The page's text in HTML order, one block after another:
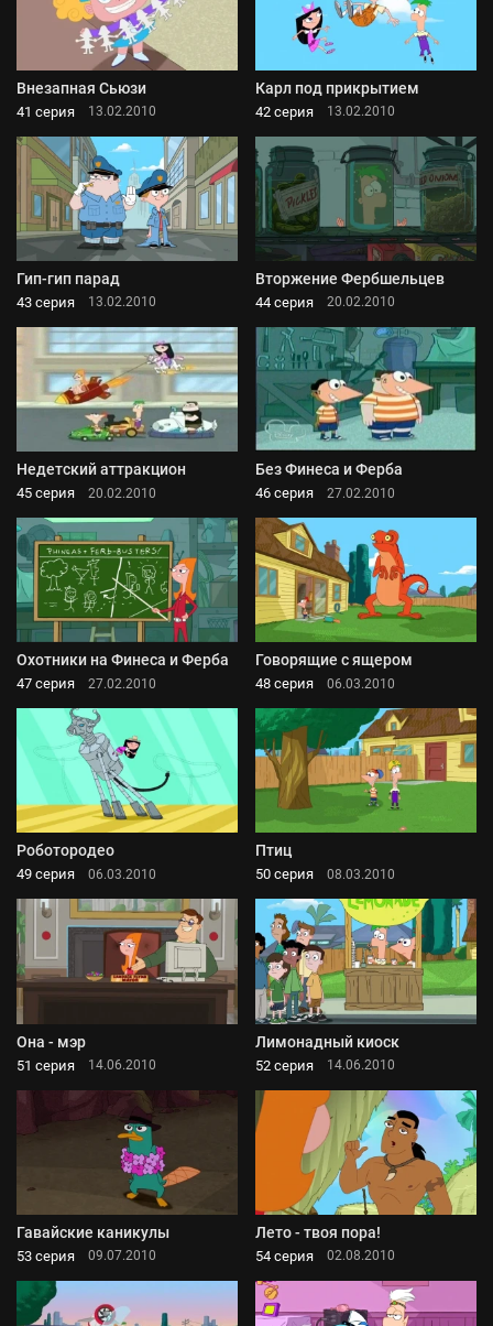
Внезапная Сьюзи
41 серия 13.02.2010
Карл под прикрытием
42 серия 13.02.2010
Гип-гип парад
43 серия 13.02.2010
Вторжение Фербшельцев
44 серия 20.02.2010
Недетский аттракцион
45 серия 20.02.2010
Без Финеса и Ферба
46 серия 27.02.2010
Охотники на Финеса и Ферба
47 серия 27.02.2010
Говорящие с ящером
48 серия 06.03.2010
Роботородео
49 серия 06.03.2010
Птиц
50 серия 08.03.2010
Она - мэр
51 серия 14.06.2010
Лимонадный киоск
52 серия 14.06.2010
Гавайские каникулы
53 серия 09.07.2010
Лето - твоя пора!
54 серия 02.08.2010